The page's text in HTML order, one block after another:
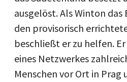
ausgelöst. Als Winton das
den provisorisch
beschließt er zu helfen.
eines Netzwerkes
Menschen vor Ort in Prag